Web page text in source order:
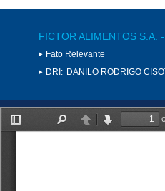
FICTOR ALIMENTOS S.A.
Fato Relevante
DRI: DANILO RODRIGO